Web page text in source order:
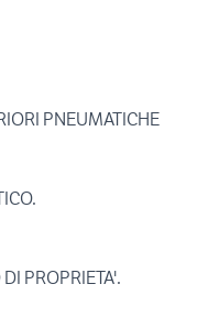
PNEUMATICHE
PROPRIETA'.